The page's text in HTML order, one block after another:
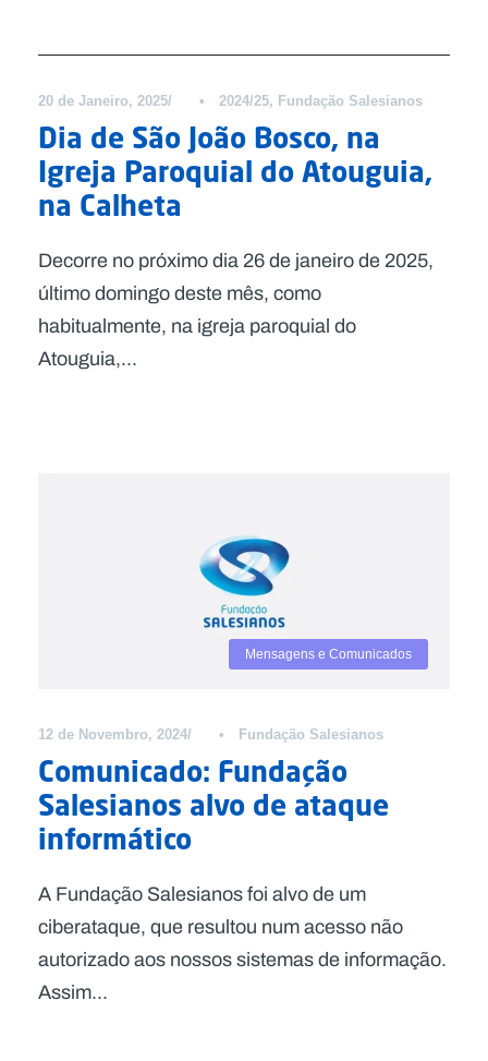
20 de Janeiro, 2025 • 2024/25, Fundação Salesianos
Dia de São João Bosco, na
Igreja Paroquial do Atouguia,
na Calheta
Decorre no próximo dia 26 de janeiro de 2025,
último domingo deste mês, como
habitualmente, na igreja paroquial do
Atouguia,...
Mensagens e Comunicados
12 de Novembro, 2024 • Fundação Salesianos
Comunicado: Fundação
Salesianos alvo de ataque
informático
A Fundação Salesianos foi alvo de um
ciberataque, que resultou num acesso não
autorizado aos nossos sistemas de informação.
Assim...